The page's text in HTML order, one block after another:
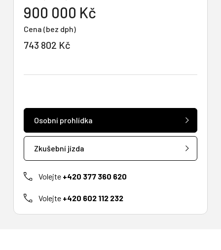
900 000 Kč
Cena (bez dph)
743 802 Kč
Osobní prohlídka
Zkušební jízda
Volejte +420 377 360 620
Volejte +420 602 112 232